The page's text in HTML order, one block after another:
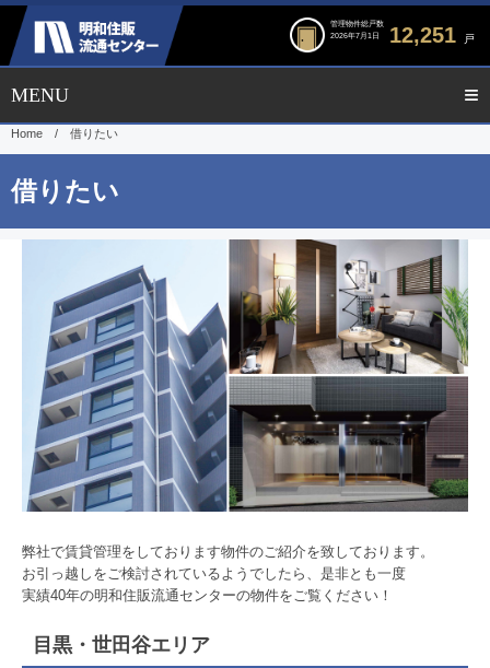
管理物件総戸数
2026年7月1日
12,251 戸
Home / 借りたい
弊社で賃貸管理をしております物件のご紹介を致しております。
お引っ越しをご検討されているようでしたら、是非とも一度
実績40年の明和住販流通センターの物件をご覧ください！
目黒・世田谷エリア